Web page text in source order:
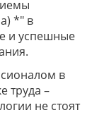
*" в
и успешные
в
труда –
не стоят